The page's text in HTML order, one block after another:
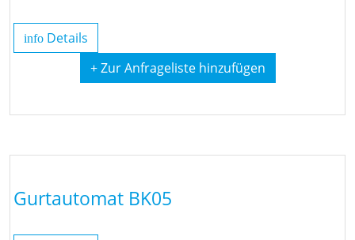
info Details
+ Zur Anfrageliste hinzufügen
Gurtautomat BK05